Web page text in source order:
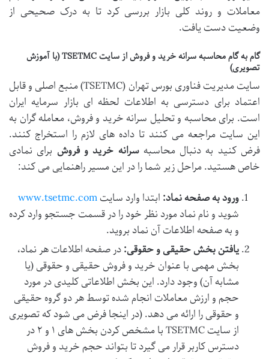
معاملات و روند کلی بازار بررسی کرد تا به درک صحیحی از
وضعیت دست یافت.
گام به گام محاسبه سرانه خرید و فروش از سایت TSETMC (با آموزش
تصویری)
سایت مدیریت فناوری بورس تهران (TSETMC) منبع اصلی و قابل
اعتماد برای دسترسی به اطلاعات لحظه ای بازار سرمایه ایران
است. برای محاسبه و تحلیل سرانه خرید و فروش، معامله گران به
این سایت مراجعه می کنند تا داده های لازم را استخراج کنند.
فرض کنید به دنبال محاسبهسرانه خرید و فروش برای نمادی
خاص هستید. مراحل زیر شما را در این مسیر راهنمایی می کند:
ورود به صفحه نماد: ابتدا وارد سایتwww.tsetmc.com
شوید و نام نماد مورد نظر خود را در قسمت جستجو وارد کرده
و به صفحه اطلاعات آن نماد بروید.
یافتن بخش حقیقی و حقوقی:در صفحه اطلاعات هر نماد،
بخش مهمی با عنوان خرید و فروش حقیقی و حقوقی (یا
مشابه آن) وجود دارد. این بخش اطلاعاتی کلیدی در مورد
حجم و ارزش معاملات انجام شده توسط هر دو گروه حقیقی
و حقوقی را ارائه می دهد. (در اینجا فرض می شود که تصویری
از سایت TSETMC با مشخص کردن بخش های ۱ و ۲ در
دسترس کاربر قرار می گیرد تا بتواند حجم خرید و فروش